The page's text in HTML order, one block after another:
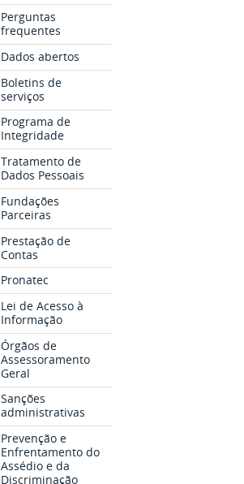
Perguntas
frequentes
Dados abertos
Boletins de
serviços
Programa de
Integridade
Tratamento de
Dados Pessoais
Fundações
Parceiras
Prestação de
Contas
Pronatec
Lei de Acesso à
Informação
Órgãos de
Assessoramento
Geral
Sanções
administrativas
Prevenção e
Enfrentamento do
Assédio e da
Discriminação